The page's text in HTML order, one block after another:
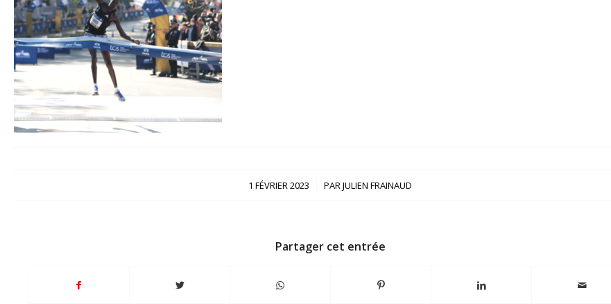
1 FÉVRIER 2023
/ PARJULIEN FRAINAUD
Partager cet entrée